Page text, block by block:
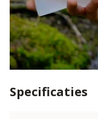
Specificaties